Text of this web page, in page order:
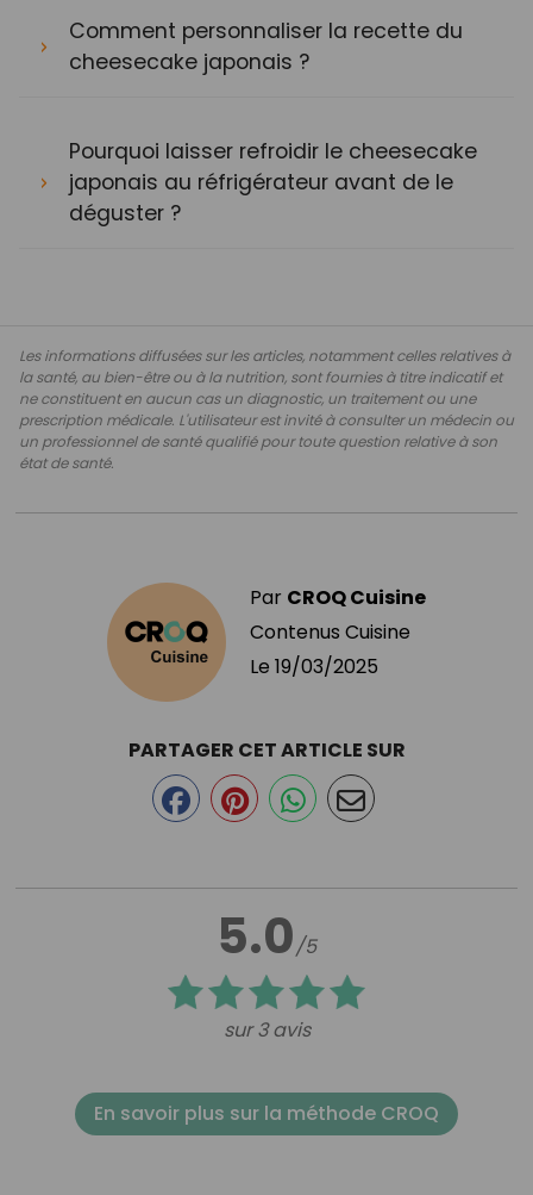
Comment personnaliser la recette du
cheesecake japonais ?
Pourquoi laisser refroidir le cheesecake
japonais au réfrigérateur avant de le
déguster ?
Les informations diffusées sur les articles, notamment celles relatives à
la santé, au bien-être ou à la nutrition, sont fournies à titre indicatif et
ne constituent en aucun cas un diagnostic, un traitement ou une
prescription médicale. L'utilisateur est invité à consulter un médecin ou
un professionnel de santé qualifié pour toute question relative à son
état de santé.
Par CROQ Cuisine
Contenus Cuisine
Le 19/03/2025
5.0/5
sur 3 avis
PARTAGER CET ARTICLE SUR
En savoir plus sur la méthode CROQ